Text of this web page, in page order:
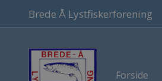
Brede Å Lystfiskerforening
Forside